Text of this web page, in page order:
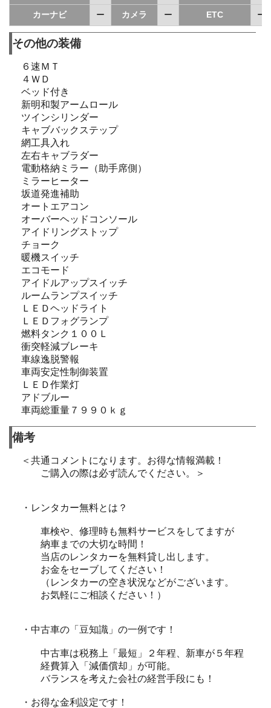
カーナビ ー カメラ ー ETC ー
その他の装備
６速ＭＴ
４ＷＤ
ベッド付き
新明和製アームロール
ツインシリンダー
キャブバックステップ
網工具入れ
左右キャブラダー
電動格納ミラー（助手席側）
ミラーヒーター
坂道発進補助
オートエアコン
オーバーヘッドコンソール
アイドリングストップ
チョーク
暖機スイッチ
エコモード
アイドルアップスイッチ
ルームランプスイッチ
ＬＥＤヘッドライト
ＬＥＤフォグランプ
燃料タンク１００Ｌ
衝突軽減ブレーキ
車線逸脱警報
車両安定性制御装置
ＬＥＤ作業灯
アドブルー
車両総重量７９９０ｋｇ
備考
＜共通コメントになります。お得な情報満載！
ご購入の際は必ず読んでください。＞
・レンタカー無料とは？
車検や、修理時も無料サービスをしてますが
納車までの大切な時間！
当店のレンタカーを無料貸し出します。
お金をセーブしてください！
（レンタカーの空き状況などがございます。
お気軽にご相談ください！）
・中古車の「豆知識」の一例です！
中古車は税務上「最短」２年程、新車が５年程
経費算入「減価償却」が可能。
バランスを考えた会社の経営手段にも！
・お得な金利設定です！